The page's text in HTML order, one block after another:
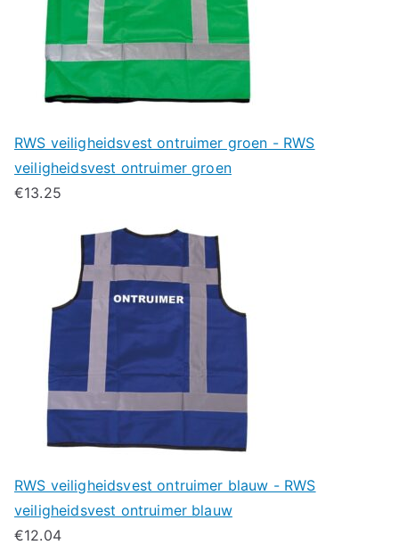
RWS veiligheidsvest ontruimer groen - RWS
veiligheidsvest ontruimer groen
€13.25
RWS veiligheidsvest ontruimer blauw - RWS
veiligheidsvest ontruimer blauw
€12.04